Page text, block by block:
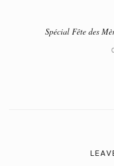
Spécial Fête des